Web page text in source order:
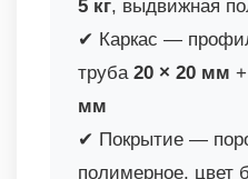
5 кг, выдвижная
✔ Каркас —
труба 20 × 20 мм
мм
✔ Покрытие —
полимерное, цвет